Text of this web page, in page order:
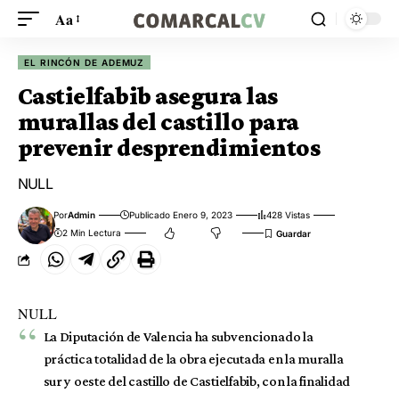
Aa
EL RINCÓN DE ADEMUZ
Castielfabib asegura las
murallas del castillo para
prevenir desprendimientos
NULL
PorAdmin Publicado Enero 9, 2023
428 Vistas
2 Min Lectura
NULL
La Diputación de Valencia ha subvencionado la
práctica totalidad de la obra ejecutada en la muralla
sur y oeste del castillo de Castielfabib, con la finalidad